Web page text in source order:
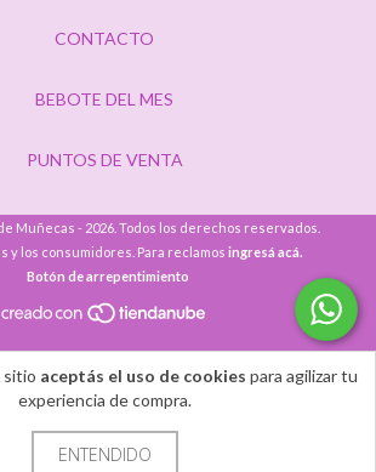
sitio aceptás el uso de cookies para agilizar tu
experiencia de compra.
ENTENDIDO
CONTACTO
BEBOTE DEL MES
PUNTOS DE VENTA
Muñecas - 2026. Todos los derechos reservados.
y los consumidores. Para reclamos ingresá acá.
Botón de arrepentimiento